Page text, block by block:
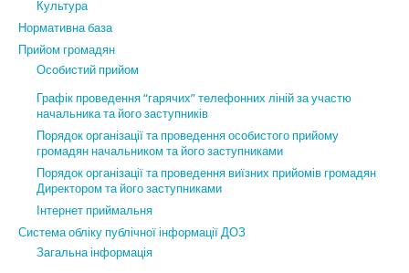
Культура
Нормативна база
Прийом громадян
Особистий прийом
Графік проведення “гарячих” телефонних ліній за участю
начальника та його заступників
Порядок організації та проведення особистого прийому
громадян начальником та його заступниками
Порядок організації та проведення виїзних прийомів громадян
Директором та його заступниками
Інтернет приймальня
Система обліку публічної інформації ДОЗ
Загальна інформація